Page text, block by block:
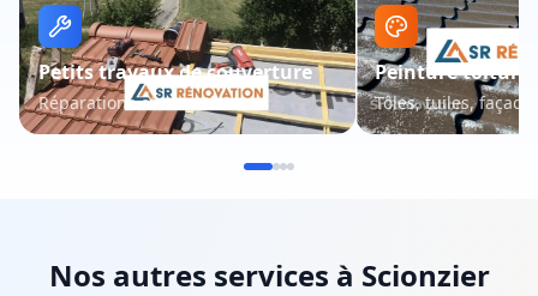
Petits travaux de couverture
Réparations et entretien
Peinture toiture
Tôles, tuiles,
Nos autres services à Scionzier